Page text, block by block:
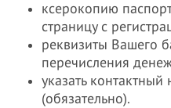
ксерокопию
страницу с
реквизиты Вашего
перечисления
указать
(обязательно).